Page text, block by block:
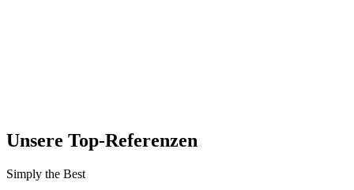
Unsere Top-Referenzen
Simply the Best